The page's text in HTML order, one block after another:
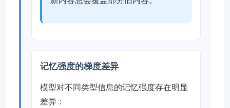
记忆强度的梯度差异
模型对不同类型信息的记忆强度存在明显
差异：